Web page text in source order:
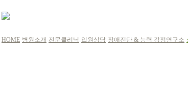
HOME 병원소개 전문클리닉 입원상담 장애진단 & 능력 감정연구소